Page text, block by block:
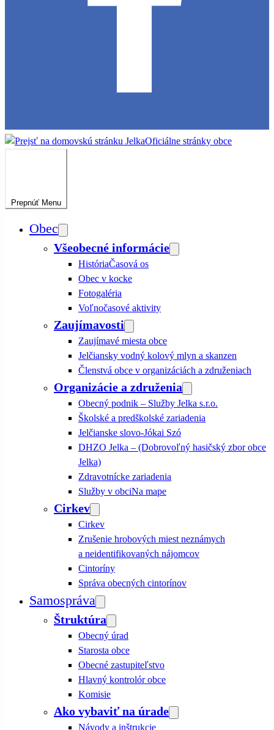
JelkaOficiálne stránky obce
Prepnúť Menu
Obec
Všeobecné informácie
HistóriaČasová os
Obec v kocke
Fotogaléria
Voľnočasové aktivity
Zaujímavosti
Zaujímavé miesta obce
Jelčiansky vodný kolový mlyn a skanzen
Členstvá obce v organizáciách a združeniach
Organizácie a združenia
Obecný podnik – Služby Jelka s.r.o.
Školské a predškolské zariadenia
Jelčianske slovo-Jókai Szó
DHZO Jelka – (Dobrovoľný hasičský zbor obce
Jelka)
Zdravotnícke zariadenia
Služby v obciNa mape
Cirkev
Cirkev
Zrušenie hrobových miest neznámych
a neidentifikovaných nájomcov
Cintoríny
Správa obecných cintorínov
Samospráva
Štruktúra
Obecný úrad
Starosta obce
Obecné zastupiteľstvo
Hlavný kontrolór obce
Komisie
Ako vybaviť na úrade
Návody a inštrukcie